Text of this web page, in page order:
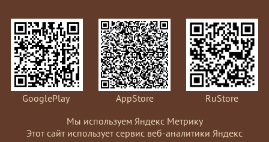
GooglePlay AppStore
RuStore
Мы используем Яндекс Метрику
Этот сайт использует сервис веб-аналитики Яндекс